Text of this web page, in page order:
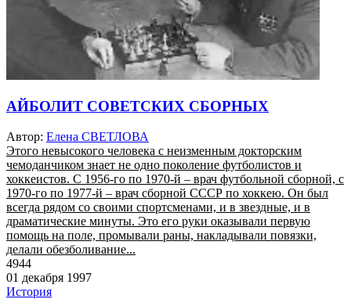
АЙБОЛИТ СОВЕТСКИХ СБОРНЫХ
Автор: Елена СВЕТЛОВА
Этого невысокого человека с неизменным докторским
чемоданчиком знает не одно поколение футболистов и
хоккеистов. С 1956-го по 1970-й – врач футбольной сборной, с
1970-го по 1977-й – врач сборной СССР по хоккею. Он был
всегда рядом со своими спортсменами, и в звездные, и в
драматические минуты. Это его руки оказывали первую
помощь на поле, промывали раны, накладывали повязки,
делали обезболивание...
4944
01 декабря 1997
История